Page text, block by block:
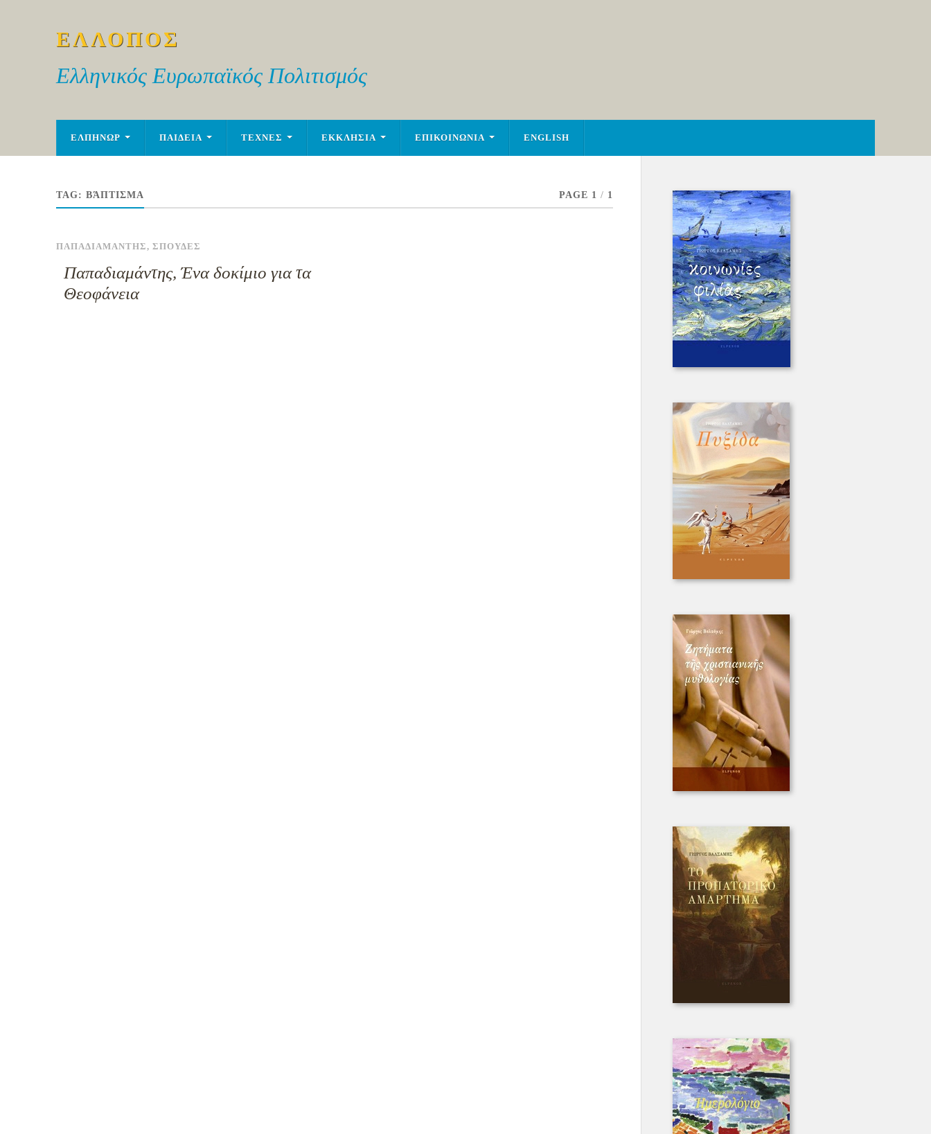
ΕΛΛΟΠΟΣ
Ελληνικός Ευρωπαϊκός Πολιτισμός
ΕΛΠΗΝΩΡ ΠΑΙΔΕΙΑ ΤΕΧΝΕΣ ΕΚΚΛΗΣΙΑ ΕΠΙΚΟΙΝΩΝΙΑ ENGLISH
TAG: ΒΆΠΤΙΣΜΑ PAGE 1 / 1
ΠΑΠΑΔΙΑΜΑΝΤΗΣ, ΣΠΟΥΔΕΣ
Παπαδιαμάντης, Ένα δοκίμιο για τα
Θεοφάνεια